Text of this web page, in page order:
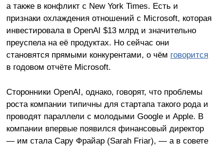
а также в конфликт с New York Times. Есть и
признаки охлаждения отношений с Microsoft, которая
инвестировала в OpenAI $13 млрд и значительно
преуспела на её продуктах. Но сейчас они
становятся прямыми конкурентами, о чём говорится
в годовом отчёте Microsoft.
Сторонники OpenAI, однако, говорят, что проблемы
роста компании типичны для стартапа такого рода и
проводят параллели с молодыми Google и Apple. В
компании впервые появился финансовый директор
— им стала Сару Фрайар (Sarah Friar), — а в совете